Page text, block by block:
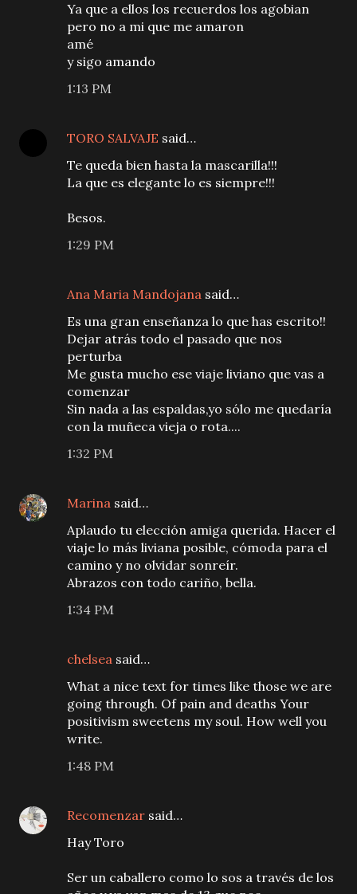
Ya que a ellos los recuerdos los agobian
pero no a mi que me amaron
amé
y sigo amando
1:13 PM
TORO SALVAJE said…
Te queda bien hasta la mascarilla!!!
La que es elegante lo es siempre!!!
Besos.
1:29 PM
Ana Maria Mandojana said…
Es una gran enseñanza lo que has escrito!!
Dejar atrás todo el pasado que nos
perturba
Me gusta mucho ese viaje liviano que vas a
comenzar
Sin nada a las espaldas,yo sólo me quedaría
con la muñeca vieja o rota....
1:32 PM
Marina said…
Aplaudo tu elección amiga querida. Hacer el
viaje lo más liviana posible, cómoda para el
camino y no olvidar sonreír.
Abrazos con todo cariño, bella.
1:34 PM
chelsea said…
What a nice text for times like those we are
going through. Of pain and deaths Your
positivism sweetens my soul. How well you
write.
1:48 PM
Recomenzar said…
Hay Toro
Ser un caballero como lo sos a través de los